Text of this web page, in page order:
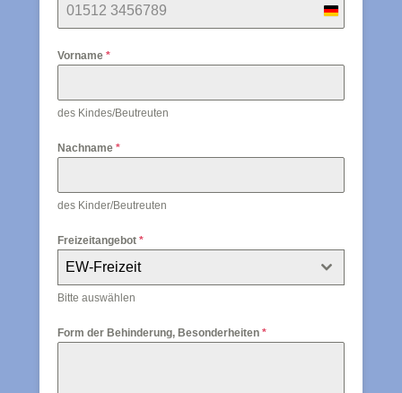
G
r
y
Vorname *
des Kindes/Beutreuten
Nachname *
des Kinder/Beutreuten
Freizeitangebot *
EW-Freizeit
Bitte auswählen
Form der Behinderung, Besonderheiten *